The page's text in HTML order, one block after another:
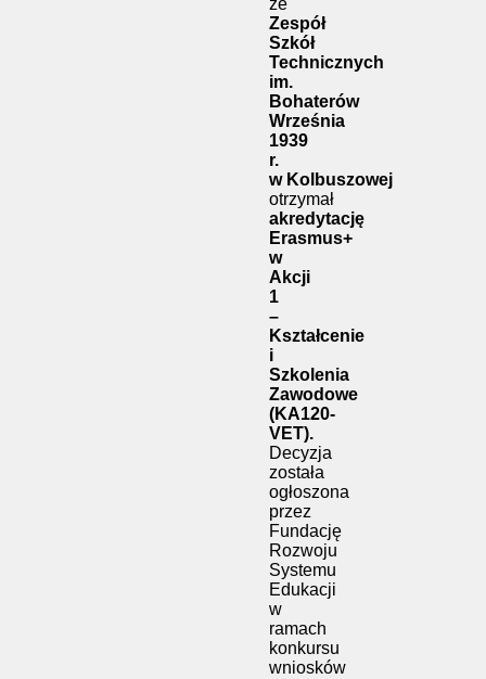
Zespół
Szkół
Technicznych
im.
Bohaterów
Września
1939
r.
w Kolbuszowej
otrzymał
akredytację
Erasmus+
w
Akcji
1
–
Kształcenie
i
Szkolenia
Zawodowe
(KA120-
VET).
Decyzja
została
ogłoszona
przez
Fundację
Rozwoju
Systemu
Edukacji
w
ramach
konkursu
wniosków